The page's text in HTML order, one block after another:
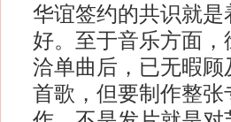
华谊签约的共识就
好。至于音乐方面
洽单曲后，已无暇
首歌，但要制作整